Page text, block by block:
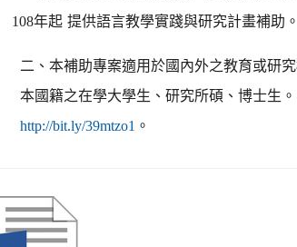
108年起 提供語言教學實踐與研究計畫補助。
二 、本補助專案適用於國內外之教育或研
本國籍之在學大學生、研究所碩、博士生
http://bit.ly/39mtzo1 。